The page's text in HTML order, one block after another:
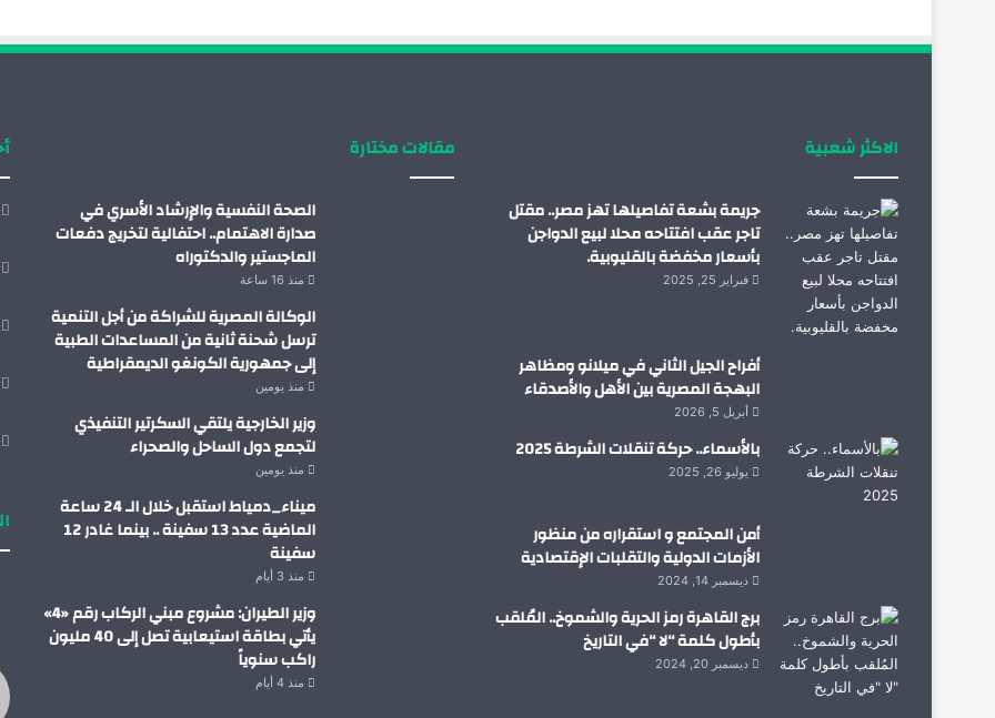
الاكثر شعبية
جريمة بشعة تفاصيلها تهز مصر.. مقتل
تاجر عقب افتتاحه محلا لبيع الدواجن
بأسعار مخفضة بالقليوبية.
فبراير 25, 2025
أفراح الجيل الثاني في ميلانو ومظاهر
البهجة المصرية بين الأهل والأصدقاء
أبريل 5, 2026
بالأسماء.. حركة تنقلات الشرطة 2025
يوليو 26, 2025
أمن المجتمع و استقراره من منظور
الأزمات الدولية والتقلبات الإقتصادية
ديسمبر 14, 2024
برج القاهرة رمز الحرية والشموخ.. المُلقب
بأطول كلمة “لا “في التاريخ
ديسمبر 20, 2024
مقالات مختارة
الصحة النفسية والإرشاد الأسري في
صدارة الاهتمام.. احتفالية لتخريج دفعات
الماجستير والدكتوراه
منذ 16 ساعة
الوكالة المصرية للشراكة من أجل التنمية
ترسل شحنة ثانية من المساعدات الطبية
إلى جمهورية الكونغو الديمقراطية
منذ يومين
وزير الخارجية يلتقي السكرتير التنفيذي
لتجمع دول الساحل والصحراء
منذ يومين
ميناء_دمياط استقبل خلال الـ 24 ساعة
الماضية عدد 13 سفينة .. بينما غادر 12
سفينة
منذ 3 أيام
وزير الطيران: مشروع مبني الركاب رقم «4»
يأتي بطاقة استيعابية تصل إلى 40 مليون
راكب سنوياً
منذ 4 أيام